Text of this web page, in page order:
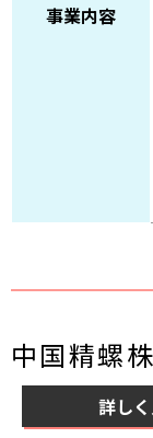
事業内容
中国精螺
詳し